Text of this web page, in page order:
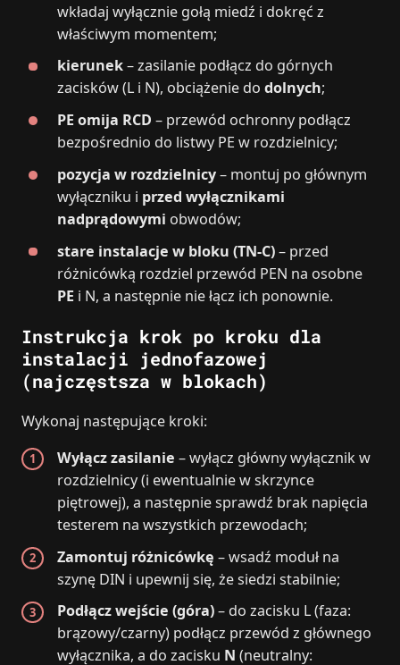
wkładaj wyłącznie gołą miedź i dokręć z
właściwym momentem;
kierunek– zasilanie podłącz do górnych
zacisków (L i N), obciążenie dodolnych;
PE omija RCD – przewód ochronny podłącz
bezpośrednio do listwy PE w rozdzielnicy;
pozycja w rozdzielnicy– montuj po głównym
wyłączniku i przed wyłącznikami
nadprądowymi obwodów;
stare instalacje w bloku (TN-C)– przed
różnicówką rozdziel przewód PEN na osobne
PE i N, a następnie nie łącz ich ponownie.
Instrukcja krok po kroku dla
instalacji jednofazowej
(najczęstsza w blokach)
Wykonaj następujące kroki:
Wyłącz zasilanie – wyłącz główny wyłącznik w
rozdzielnicy (i ewentualnie w skrzynce
piętrowej), a następnie sprawdź brak napięcia
testerem na wszystkich przewodach;
Zamontuj różnicówkę – wsadź moduł na
szynę DIN i upewnij się, że siedzi stabilnie;
Podłącz wejście (góra)– do zacisku L (faza:
brązowy/czarny) podłącz przewód z głównego
wyłącznika, a do zacisku N (neutralny: